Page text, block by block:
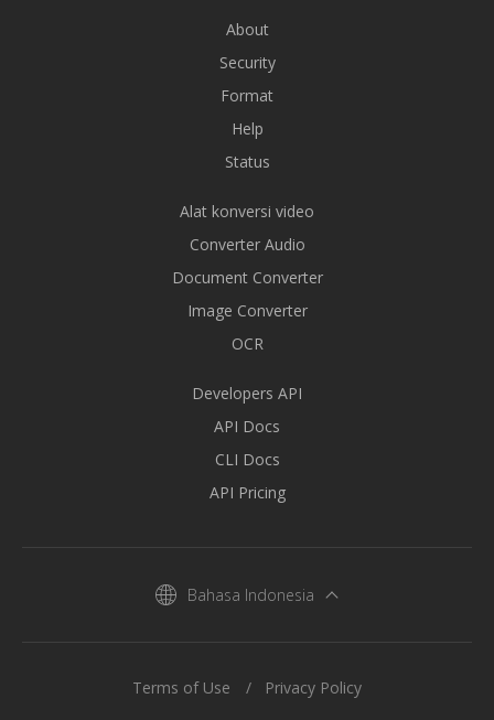
About
Security
Format
Help
Status
Alat konversi video
Converter Audio
Document Converter
Image Converter
OCR
Developers API
API Docs
CLI Docs
API Pricing
Bahasa Indonesia
Terms of Use Privacy Policy